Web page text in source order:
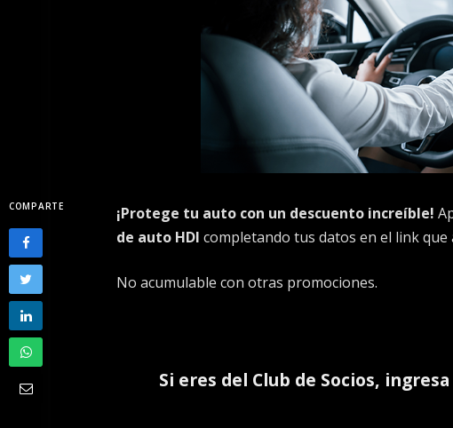
COMPARTE ¡Protege tu auto con un descuento increíble!
de auto HDIcompletando tus datos en el link
No acumulable con otras promociones.
Si eres del Club de Socios,